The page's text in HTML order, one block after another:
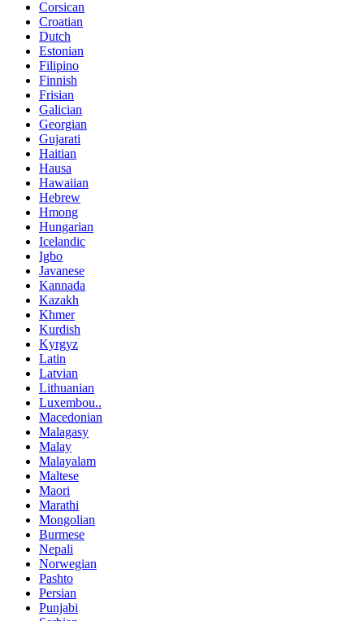
Corsican
Croatian
Dutch
Estonian
Filipino
Finnish
Frisian
Galician
Georgian
Gujarati
Haitian
Hausa
Hawaiian
Hebrew
Hmong
Hungarian
Icelandic
Igbo
Javanese
Kannada
Kazakh
Khmer
Kurdish
Kyrgyz
Latin
Latvian
Lithuanian
Luxembou..
Macedonian
Malagasy
Malay
Malayalam
Maltese
Maori
Marathi
Mongolian
Burmese
Nepali
Norwegian
Pashto
Persian
Punjabi